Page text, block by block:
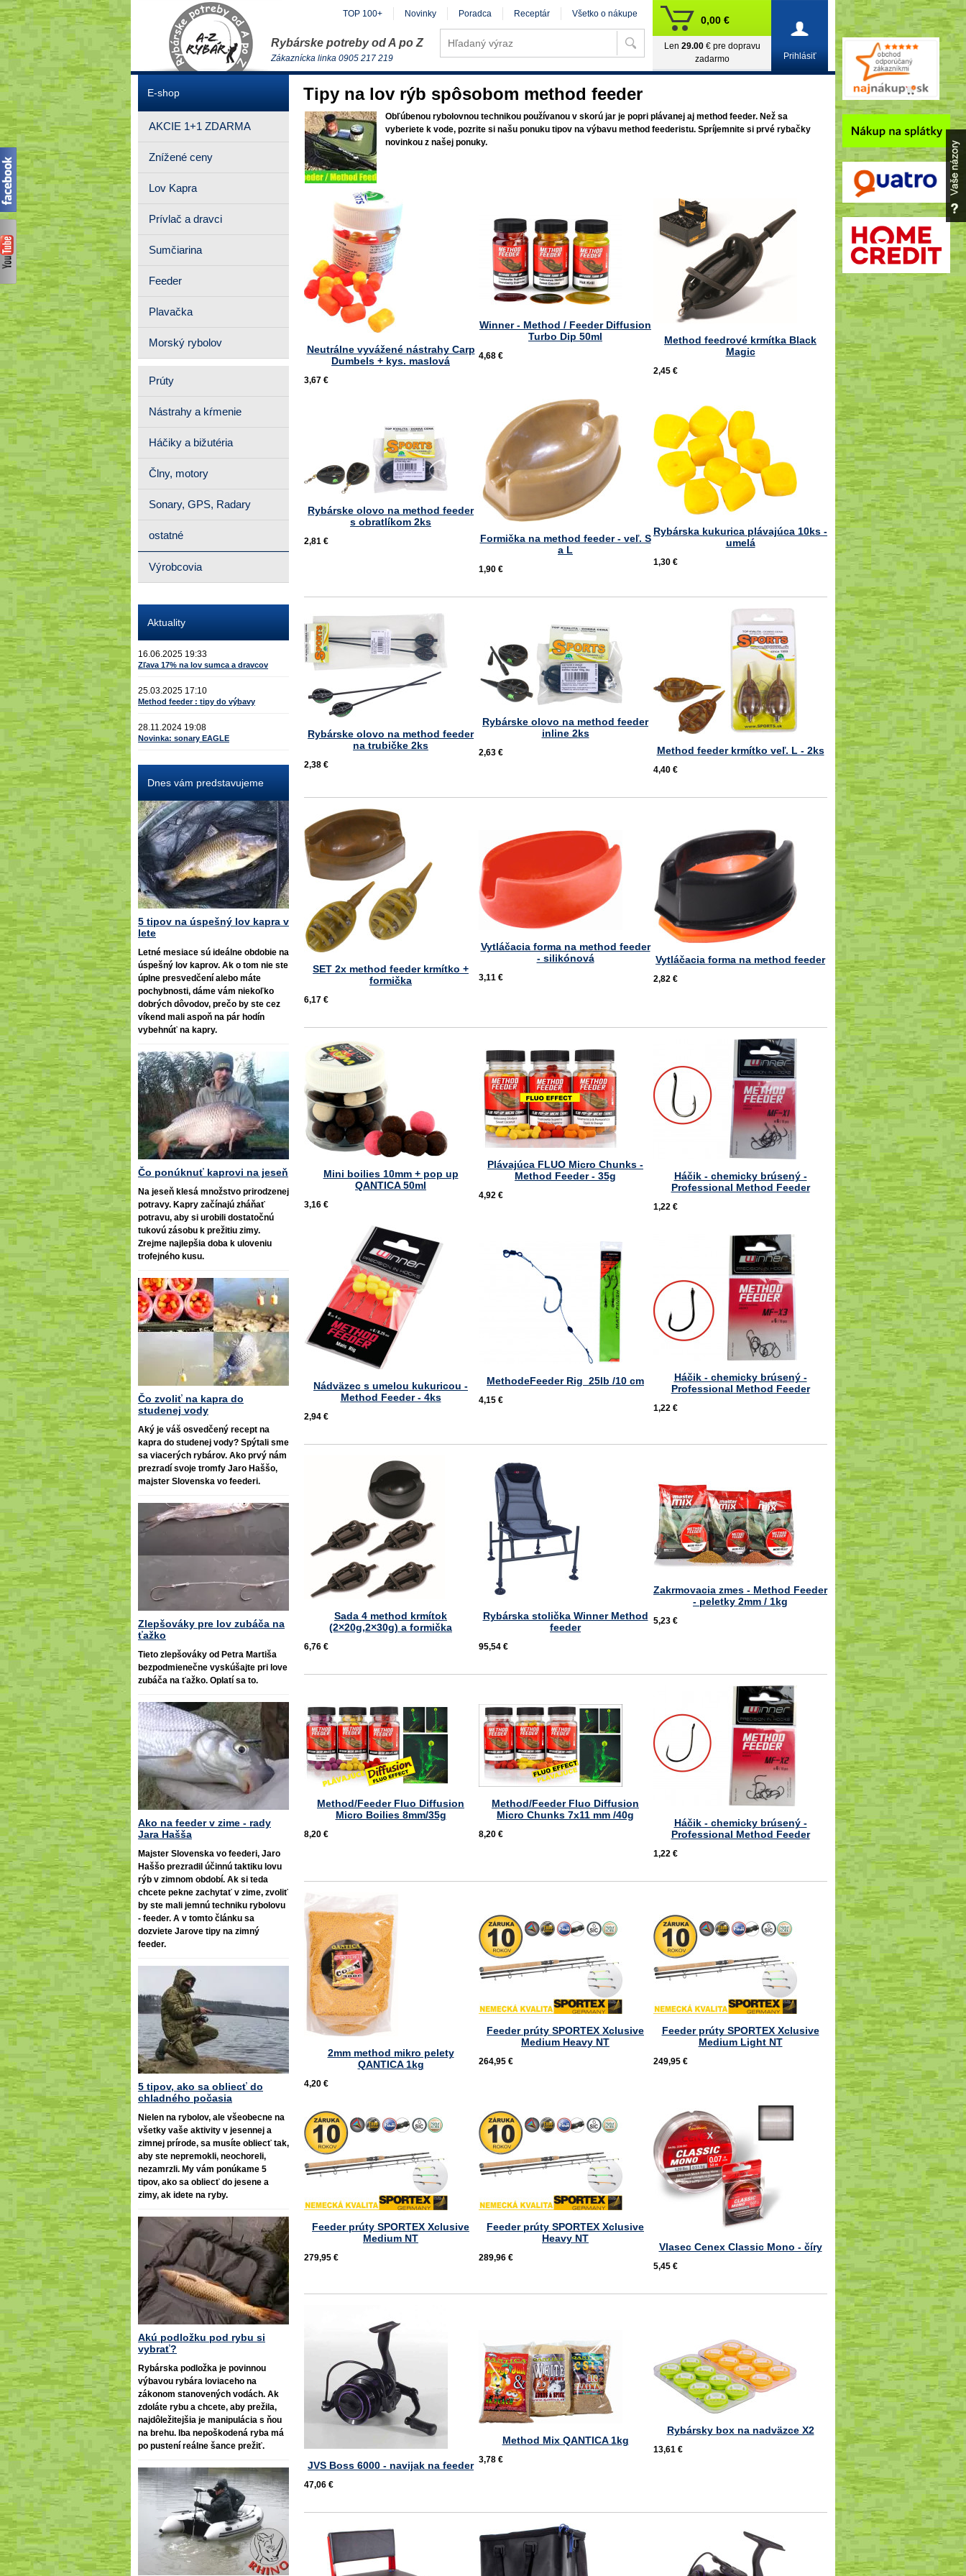
Rybárske potreby od A po Z
Zákaznícka linka 0905 217 219 Prihlásiť
0,00 €
Len 29.00€ pre dopravu
zadarmo
Tipy na lov rýb spôsobom method feeder
Obľúbenou rybolovnou technikou používanou v skorú jar je popri plávanej aj method feeder. Než sa
vyberiete k vode, pozrite si našu ponuku tipov na výbavu method feederistu. Spríjemnite si prvé rybačky
novinkou z našej ponuky.
Neutrálne vyvážené nástrahy Carp
Dumbels + kys. maslová
3,67 €
Winner - Method / Feeder Diffusion
Turbo Dip 50ml
4,68 €
Method feedrové krmítka Black
Magic
2,45 €
Rybárske olovo na method feeder
s obratlíkom 2ks
2,81 €
Formička na method feeder - veľ. S
a L
1,90 €
Rybárska kukurica plávajúca 10ks -
umelá
1,30 €
Rybárske olovo na method feeder
na trubičke 2ks
2,38 €
Rybárske olovo na method feeder
inline 2ks
2,63 € Method feeder krmítko veľ. L - 2ks
4,40 €
SET 2x method feeder krmítko +
formička
6,17 €
Vytláčacia forma na method feeder
- silikónová
3,11 €
Vytláčacia forma na method feeder
2,82 €
Mini boilies 10mm + pop up
QANTICA 50ml
3,16 €
Plávajúca FLUO Micro Chunks -
Method Feeder - 35g
4,92 €
Háčik - chemicky brúsený -
Professional Method Feeder
1,22 €
Nádväzec s umelou kukuricou -
Method Feeder - 4ks
2,94 €
MethodeFeeder Rig 25lb /10 cm
4,15 €
Háčik - chemicky brúsený -
Professional Method Feeder
1,22 €
Sada 4 method krmítok
(2×20g,2×30g) a formička
6,76 €
Rybárska stolička Winner Method
feeder
95,54 €
Zakrmovacia zmes - Method Feeder
- peletky 2mm / 1kg
5,23 €
Method/Feeder Fluo Diffusion
Micro Boilies 8mm/35g
8,20 €
Method/Feeder Fluo Diffusion
Micro Chunks 7x11 mm /40g
8,20 €
Háčik - chemicky brúsený -
Professional Method Feeder
1,22 €
2mm method mikro pelety
QANTICA 1kg
4,20 €
Feeder prúty SPORTEX Xclusive
Medium Heavy NT
264,95 €
Feeder prúty SPORTEX Xclusive
Medium Light NT
249,95 €
Feeder prúty SPORTEX Xclusive
Medium NT
279,95 €
Feeder prúty SPORTEX Xclusive
Heavy NT
289,96 €
Vlasec Cenex Classic Mono - číry
5,45 €
JVS Boss 6000 - navijak na feeder
47,06 €
Method Mix QANTICA 1kg
3,78 €
Rybársky box na nadväzce X2
13,61 €
E-shop
AKCIE 1+1 ZDARMA
Znížené ceny
Lov Kapra
Prívlač a dravci
Sumčiarina
Feeder
Plavačka
Morský rybolov
Prúty
Nástrahy a kŕmenie
Háčiky a bižutéria
Člny, motory
Sonary, GPS, Radary
ostatné
Výrobcovia
Aktuality
16.06.2025 19:33
Zľava 17% na lov sumca a dravcov
25.03.2025 17:10
Method feeder : tipy do výbavy
28.11.2024 19:08
Novinka: sonary EAGLE
Dnes vám predstavujeme
5 tipov na úspešný lov kapra v
lete
Letné mesiace sú ideálne obdobie na
úspešný lov kaprov. Ak o tom nie ste
úplne presvedčení alebo máte
pochybnosti, dáme vám niekoľko
dobrých dôvodov, prečo by ste cez
víkend mali aspoň na pár hodín
vybehnúť na kapry.
Čo ponúknuť kaprovi na jeseň
Na jeseň klesá množstvo prirodzenej
potravy. Kapry začínajú zháňať
potravu, aby si urobili dostatočnú
tukovú zásobu k prežitiu zimy.
Zrejme najlepšia doba k uloveniu
trofejného kusu.
Čo zvoliť na kapra do
studenej vody
Aký je váš osvedčený recept na
kapra do studenej vody? Spýtali sme
sa viacerých rybárov. Ako prvý nám
prezradí svoje tromfy Jaro Haššo,
majster Slovenska vo feederi.
Zlepšováky pre lov zubáča na
ťažko
Tieto zlepšováky od Petra Martiša
bezpodmienečne vyskúšajte pri love
zubáča na ťažko. Oplatí sa to.
Ako na feeder v zime - rady
Jara Hašša
Majster Slovenska vo feederi, Jaro
Haššo prezradil účinnú taktiku lovu
rýb v zimnom období. Ak si teda
chcete pekne zachytať v zime, zvoliť
by ste mali jemnú techniku rybolovu
- feeder. A v tomto článku sa
dozviete Jarove tipy na zimný
feeder.
5 tipov, ako sa obliecť do
chladného počasia
Nielen na rybolov, ale všeobecne na
všetky vaše aktivity v jesennej a
zimnej prírode, sa musíte obliecť tak,
aby ste nepremokli, neochoreli,
nezamrzli. My vám ponúkame 5
tipov, ako sa obliecť do jesene a
zimy, ak idete na ryby.
Akú podložku pod rybu si
vybrať?
Rybárska podložka je povinnou
výbavou rybára loviaceho na
zákonom stanovených vodách. Ak
zdoláte rybu a chcete, aby prežila,
najdôležitejšia je manipulácia s ňou
na brehu. Iba nepoškodená ryba má
po pustení reálne šance prežiť.
TOP 100+ Novinky Poradca Receptár Všetko o nákupe